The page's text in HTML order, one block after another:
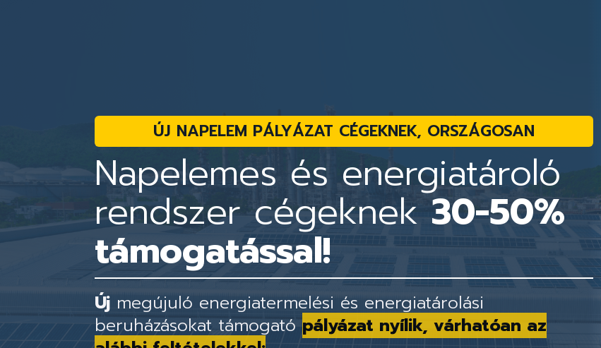
ÚJ NAPELEM PÁLYÁZAT CÉGEKNEK, ORSZÁGOSAN
Napelemes és energiatároló
rendszer cégeknek30-50%
támogatással!
Új megújuló energiatermelési és energiatárolási
beruházásokat támogató pályázat nyílik, várhatóan az